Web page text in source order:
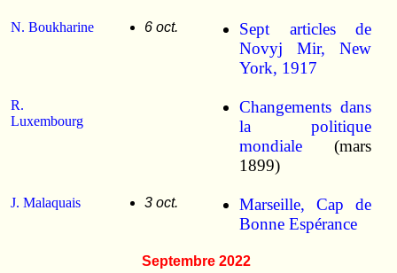
N. Boukharine 6 oct.
Sept articles de
Novyj Mir, New
York, 1917
R.
Luxembourg
Changements dans
la politique
mondiale(mars
1899)
J. Malaquais 3 oct.
Marseille, Cap de
Bonne Espérance
Septembre 2022